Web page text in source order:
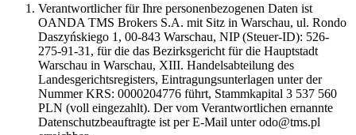
Verantwortlicher für Ihre personenbezogenen Daten ist
OANDA TMS Brokers S.A. mit Sitz in Warschau, ul. Rondo
Daszyńskiego 1, 00-843 Warschau, NIP (Steuer-ID): 526-
275-91-31, für die das Bezirksgericht für die Hauptstadt
Warschau in Warschau, XIII. Handelsabteilung des
Landesgerichtsregisters, Eintragungsunterlagen unter der
Nummer KRS: 0000204776 führt, Stammkapital 3 537 560
PLN (voll eingezahlt). Der vom Verantwortlichen ernannte
Datenschutzbeauftragte ist per E-Mail unter odo@tms.pl